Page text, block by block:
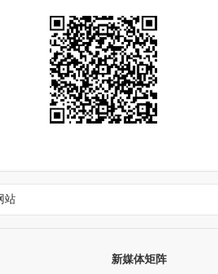
站
新媒体矩阵